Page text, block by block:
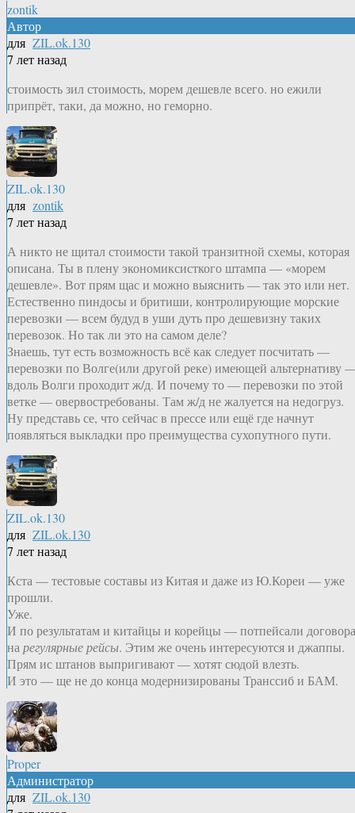
zontik
Автор
для ZIL.ok.130
7 лет назад
стоимость зил стоимость, морем дешевле всего. но ежили
припрёт, таки, да можно, но геморно.
ZIL.ok.130
для zontik
7 лет назад
А никто не щитал стоимости такой транзитной схемы, которая
описана. Ты в плену экономиксисткого штампа — «морем
дешевле». Вот прям щас и можно выяснить — так это или нет.
Естественно пиндосы и бритиши, контролирующие морские
перевозки — всем будуд в уши дуть про дешевизну таких
перевозок. Но так ли это на самом деле?
Знаешь, тут есть возможность всё как следует посчитать —
перевозки по Волге(или другой реке) имеющей альтернативу
вдоль Волги проходит ж/д. И почему то — перевозки по этой
ветке — овервостребованы. Там ж/д не жалуется на недогруз.
Ну представь се, что сейчас в прессе или ещё где начнут
появляться выкладки про преимущества сухопутного пути.
ZIL.ok.130
для ZIL.ok.130
7 лет назад
Кста — тестовые составы из Китая и даже из Ю.Кореи — уже
прошли.
Уже.
И по результатам и китайцы и корейцы — потпейсали договора
нарегулярные рейсы. Этим же очень интересуются и джаппы.
Прям ис штанов выпригивают — хотят сюдой влезть.
И это — ще не до конца модернизированы Транссиб и БАМ.
Proper
Администратор
для ZIL.ok.130